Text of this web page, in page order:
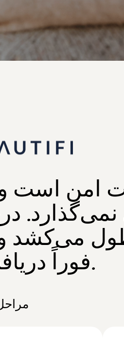
امن است و
نمی‌گذارد.
می‌کشد
فوراً دریافت می‌شود.